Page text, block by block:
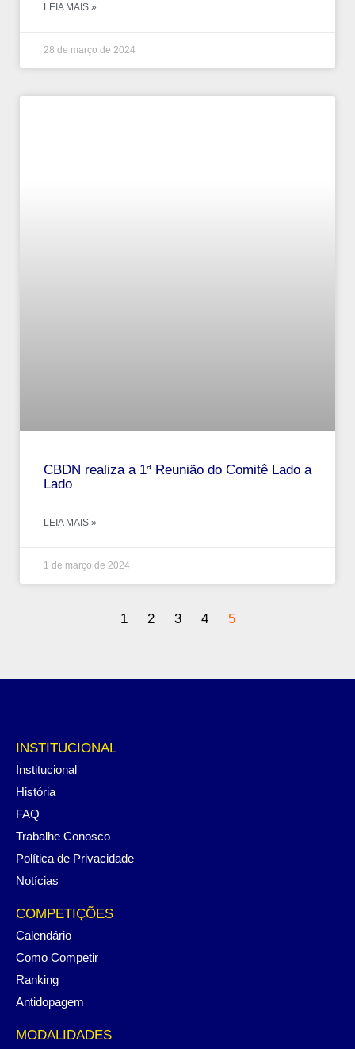
LEIA MAIS »
28 de março de 2024
CBDN realiza a 1ª Reunião do Comitê Lado a
Lado
LEIA MAIS »
1 de março de 2024
1 2 3 4 5
INSTITUCIONAL
Institucional
História
FAQ
Trabalhe Conosco
Política de Privacidade
Notícias
COMPETIÇÕES
Calendário
Como Competir
Ranking
Antidopagem
MODALIDADES